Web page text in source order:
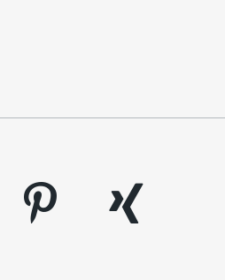
pinterest
xing